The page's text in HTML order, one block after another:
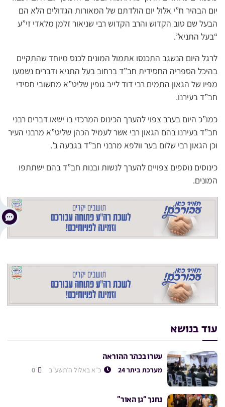
יום הבהיר ח”י אלול יום הולדתם של המאורות הגדולים הלא הם
הבעל שם טוב הקדוש והרב הקדוש רבי שניאור זלמן מלאדי זי”ע
“בעל התניא”.
לרגל היום הנשגב התכנסו אתמול המונים לכנס מיוחד שהתקיים
בהיכל הספריה החסידית חב”ד ברחוב בעל התניא ודברים נשמעו
מפיו של הגאון התמים רבי דוד לייב גופין שליט”א מחשובי חסידי
חב”ד בעירנו.
כמו”כ היום בערב צפוי להערך הכינוס המרכזי בו ישאו דברים רבני
חב”ד בעירנו בהם הגאון רבי אשר לעמיל הכהן שליט”א מרבני העיר
וכן הגאון רבי שלום בער וולפא מרבני חב”ד בגבעה ב’.
כינוסים נוספים צפויים להערך לנשות ובנות חב”ד בהם ישתתפו
המונים.
עוד בנושא
עטרו בכתר ההוראה
מערכת ביתר 24 כ״א באלול ה׳תשע״ב
נחנך “גן האור”